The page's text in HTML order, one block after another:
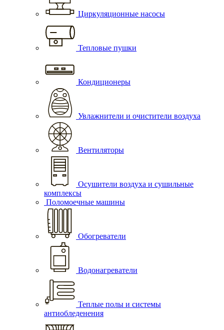
Циркуляционные насосы
Тепловые пушки
Кондиционеры
Увлажнители и очистители воздуха
Вентиляторы
Осушители воздуха и сушильные
комплексы
Поломоечные машины
Обогреватели
Водонагреватели
Теплые полы и системы
антиобледенения